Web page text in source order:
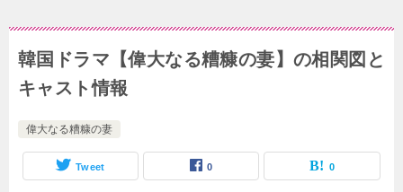
韓国ドラマ【偉大なる糟糠の妻】の相関図と
キャスト情報
偉大なる糟糠の妻
Tweet 0 0